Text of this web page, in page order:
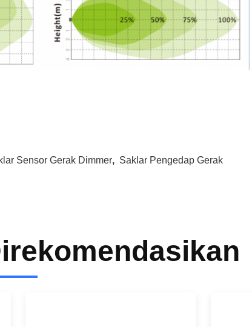
Sensor Gerak Dimmer, Saklar Pengedap Gerak